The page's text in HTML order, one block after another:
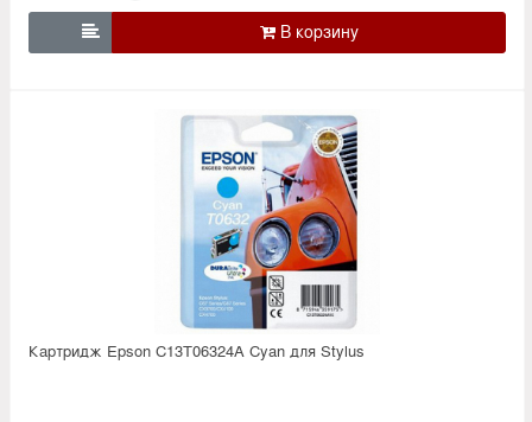

Картридж Epson C13T06324A Cyan для Stylus